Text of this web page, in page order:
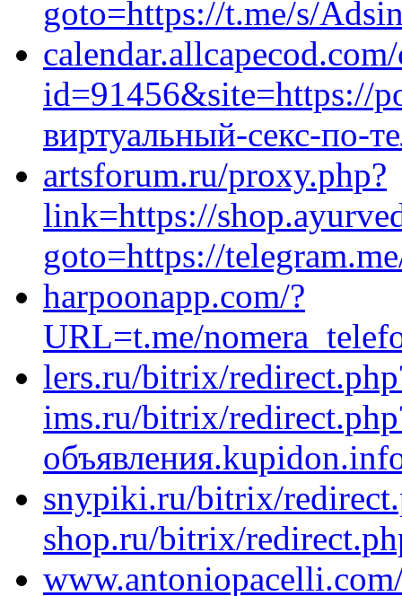
goto=https://t.me/s/
id=91456&site=https://
виртуальный-секс-по-
artsforum.ru/proxy.php?
link=https://
goto=https://
harpoonapp.com/?
URL=t.me/
lers.ru/bitrix/
ims.ru/bitrix/
snypiki.ru/bitrix/
shop.ru/bitrix/